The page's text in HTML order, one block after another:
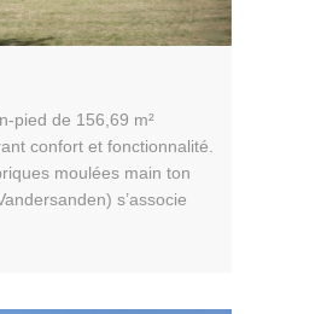
pied de 156,69 m²
confort et fonctionnalité.
moulées main ton
s’associe